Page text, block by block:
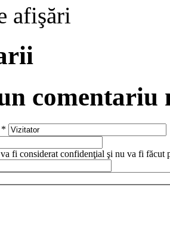
afişări
comentariu
*
fi considerat confidenţial şi nu va fi făcut